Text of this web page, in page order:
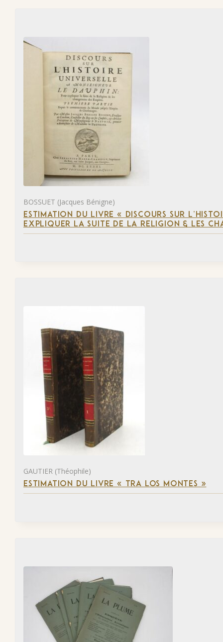
BOSSUET (Jacques Bénigne)
ESTIMATION DU LIVRE « DISCOURS SUR
EXPLIQUER LA SUITE DE LA RELIGION & LES
GAUTIER (Théophile)
ESTIMATION DU LIVRE « TRA LOS MONTES »